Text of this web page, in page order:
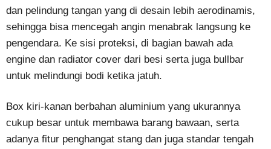
dan pelindung tangan yang di desain lebih aerodinamis,
sehingga bisa mencegah angin menabrak langsung ke
pengendara. Ke sisi proteksi, di bagian bawah ada
engine dan radiator cover dari besi serta juga bullbar
untuk melindungi bodi ketika jatuh.
Box kiri-kanan berbahan aluminium yang ukurannya
cukup besar untuk membawa barang bawaan, serta
adanya fitur penghangat stang dan juga standar tengah